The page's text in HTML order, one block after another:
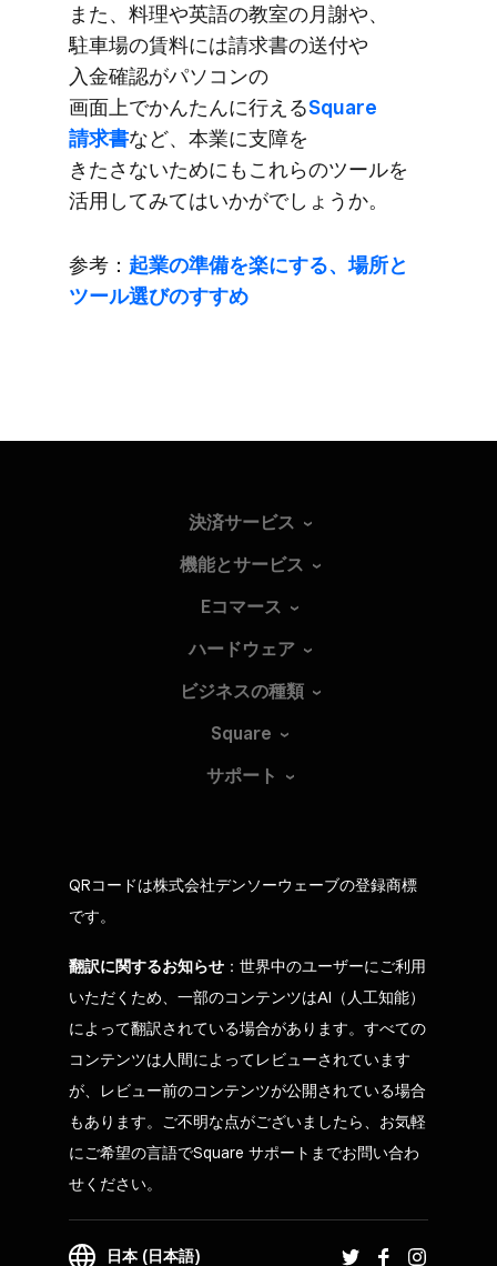
また、​料理や​英語の​教室の​月謝や、​
駐車場の​賃料には​請求書の​送付や​
入金確認が​パソコンの​
画面上でかんたんに​行える​Square
請求書など、​本業に​支障を​
きたさないためにも​これらの​ツールを​
活用してみては​いかがでしょうか。
参考： 起業の​準備を​楽に​する、​場所と​
ツール選びの​すすめ
決済サービス
機能とサービス
Eコマース
ハードウェア
ビジネスの種類
Square
サポート
QRコードは株式会社デンソーウェーブの登録商標
です。
翻訳に関するお知らせ ：世界中のユーザーにご利用
いただくため、一部のコンテンツはAI（人工知能）
によって翻訳されている場合があります。すべての
コンテンツは人間によってレビューされています
が、レビュー前のコンテンツが公開されている場合
もあります。ご不明な点がございましたら、お気軽
にご希望の言語でSquare サポートまでお問い合わ
せください。
日本 (日本語)